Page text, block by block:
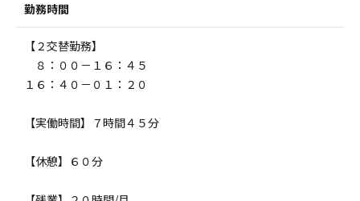
勤務時間
【２交替勤務】
８：００－１６：４５
１６：４０－０１：２０
【実働時間】７時間４５分
【休憩】６０分